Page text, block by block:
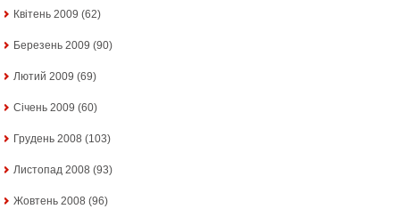
Квітень 2009 (62)
Березень 2009 (90)
Лютий 2009 (69)
Січень 2009 (60)
Грудень 2008 (103)
Листопад 2008 (93)
Жовтень 2008 (96)